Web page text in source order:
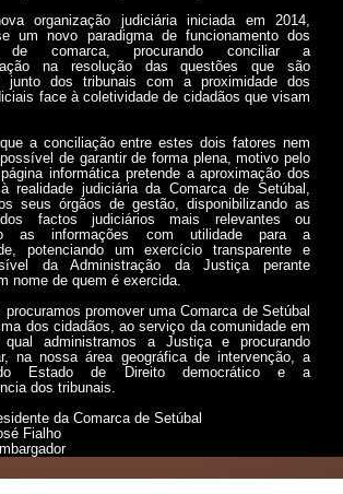
organização judiciária iniciada em 2014,
um novo paradigma de funcionamento dos
de comarca, procurando conciliar a
na resolução das questões que são
junto dos tribunais com a proximidade dos
face à coletividade de cidadãos que visam
a conciliação entre estes dois fatores nem
de garantir de forma plena, motivo pelo
informática pretende a aproximação dos
realidade judiciária da Comarca de Setúbal,
seus órgãos de gestão, disponibilizando as
factos judiciários mais relevantes ou
as informações com utilidade para a
potenciando um exercício transparente e
da Administração da Justiça perante
nome de quem é exercida.
procuramos promover uma Comarca de Setúbal
dos cidadãos, ao serviço da comunidade em
administramos a Justiça e procurando
na nossa área geográfica de intervenção, a
Estado de Direito democrático e a
dos tribunais.
da Comarca de Setúbal
Fialho